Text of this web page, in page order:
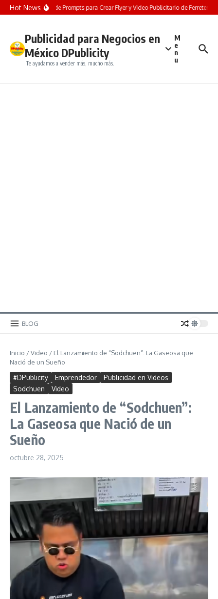
Saltar al contenido
Hot News
GRATIS! Pack de Prompts para Crear Flyer y Video Publicitario de Ferretería
Publicidad para Negocios en
México DPublicity
Te ayudamos a vender más, mucho más.
M
e
n
u
BLOG
Inicio /Video / El Lanzamiento de “Sodchuen”: La Gaseosa que
Nació de un Sueño
#DPublicity Emprendedor
Publicidad en Videos
Sodchuen
Video
El Lanzamiento de “Sodchuen”:
La Gaseosa que Nació de un
Sueño
octubre 28, 2025